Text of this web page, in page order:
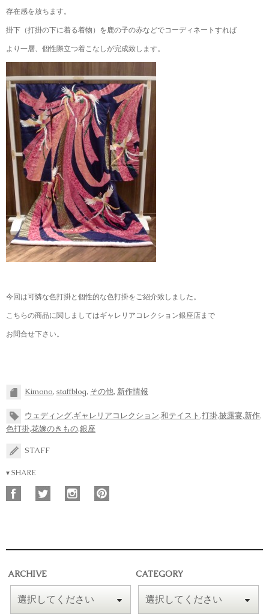
存在感を放ちます。
掛下（打掛の下に着る着物）を鹿の子の赤などでコーディネートすれば
より一層、個性際立つ着こなしが完成致します。
今回は可憐な色打掛と個性的な色打掛をご紹介致しました。
こちらの商品に関しましてはギャレリアコレクション銀座店まで
お問合せ下さい。
Kimono, staffblog, その他, 新作情報
ウェディング,ギャレリアコレクション,和テイスト ,打掛,披露宴,新作,
色打掛,花嫁のきもの,銀座
STAFF
▾ SHARE
ARCHIVE CATEGORY